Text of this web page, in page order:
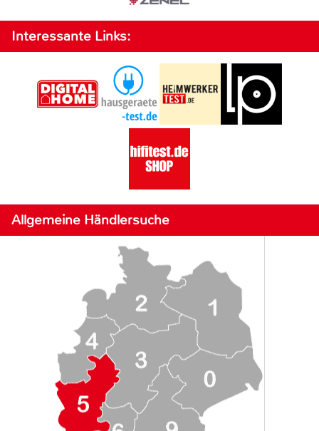
Interessante Links:
Allgemeine Händlersuche